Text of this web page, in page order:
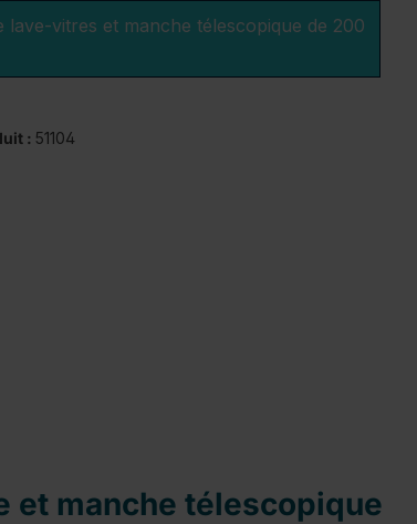
lave-vitres et manche télescopique de 200
: 51104
et manche télescopique